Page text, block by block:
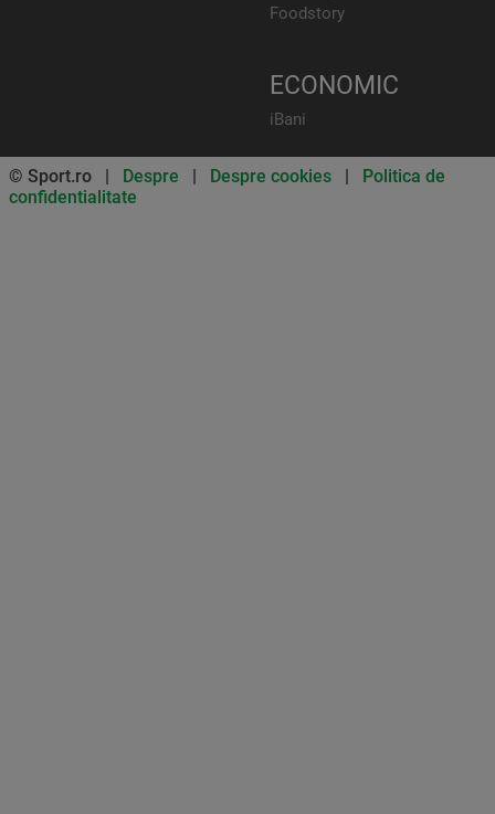
Foodstory
ECONOMIC
iBani
© Sport.ro | Despre | Despre cookies | Politica de
confidentialitate